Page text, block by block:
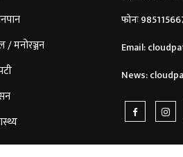
मनोरञ्जन
फोनः
Email:
News: